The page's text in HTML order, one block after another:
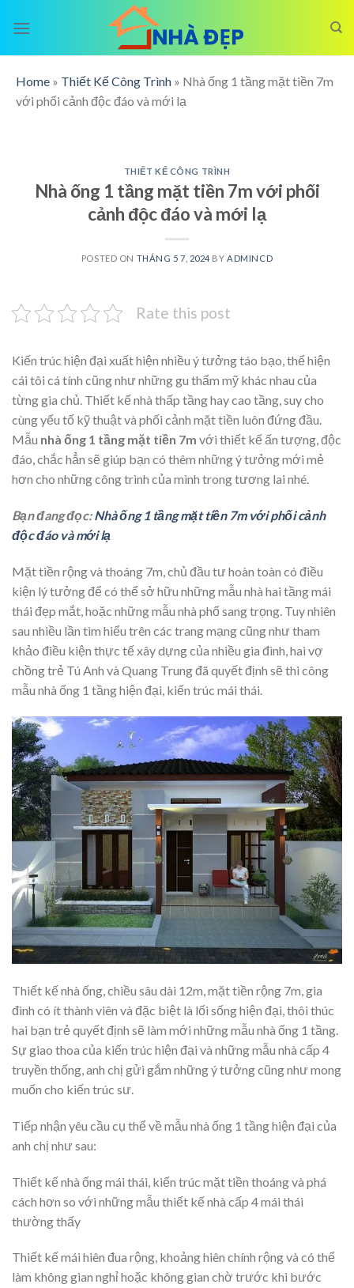
Home » Thiết Kế Công Trình » Nhà ống 1 tầng mặt tiền 7m
với phối cảnh độc đáo và mới lạ
THIẾT KẾ CÔNG TRÌNH
Nhà ống 1 tầng mặt tiền 7m với phối
cảnh độc đáo và mới lạ
POSTED ON THÁNG 5 7, 2024 BYADMINCD
Rate this post
Kiến trúc hiện đại xuất hiện nhiều ý tưởng táo bạo, thể hiện
cái tôi cá tính cũng như những gu thẩm mỹ khác nhau của
từng gia chủ. Thiết kế nhà thấp tầng hay cao tầng, suy cho
cùng yếu tố kỹ thuật và phối cảnh mặt tiền luôn đứng đầu.
Mẫu nhà ống 1 tầng mặt tiền 7m với thiết kế ấn tượng, độc
đáo, chắc hẳn sẽ giúp bạn có thêm những ý tưởng mới mẻ
hơn cho những công trình của mình trong tương lai nhé.
Bạn đang đọc:Nhà ống 1 tầng mặt tiền 7m với phối cảnh
độc đáo và mới lạ
Mặt tiền rộng và thoáng 7m, chủ đầu tư hoàn toàn có điều
kiện lý tưởng để có thể sở hữu những mẫu nhà hai tầng mái
thái đẹp mắt, hoặc những mẫu nhà phố sang trọng. Tuy nhiên
sau nhiều lần tìm hiểu trên các trang mạng cũng như tham
khảo điều kiện thực tế xây dựng của nhiều gia đình, hai vợ
chồng trẻ Tú Anh và Quang Trung đã quyết định sẽ thi công
mẫu nhà ống 1 tầng hiện đại, kiến trúc mái thái.
Thiết kế nhà ống, chiều sâu dài 12m, mặt tiền rộng 7m, gia
đình có ít thành viên và đặc biệt là lối sống hiện đại, thôi thúc
hai bạn trẻ quyết định sẽ làm mới những mẫu nhà ống 1 tầng.
Sự giao thoa của kiến trúc hiện đại và những mẫu nhà cấp 4
truyền thống, anh chị gửi gắm những ý tưởng cũng như mong
muốn cho kiến trúc sư.
Tiếp nhận yêu cầu cụ thể về mẫu nhà ống 1 tầng hiện đại của
anh chị như sau:
Thiết kế nhà ống mái thái, kiến trúc mặt tiền thoáng và phá
cách hơn so với những mẫu thiết kế nhà cấp 4 mái thái
thường thấy
Thiết kế mái hiên đua rộng, khoảng hiên chính rộng và có thể
làm không gian nghỉ hoặc không gian chờ trước khi bước